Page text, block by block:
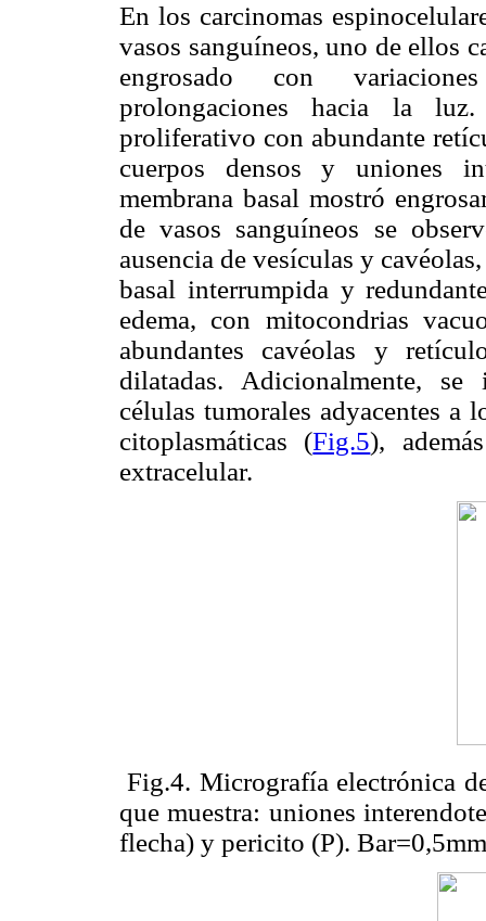
En los carcinomas
vasos sanguíneos, uno de ellos
engrosado con
prolongaciones hacia la
proliferativo con abundante
cuerpos densos y uniones
membrana basal mostró
de vasos sanguíneos se
ausencia de vesículas y
basal interrumpida y
edema, con mitocondrias
abundantes cavéolas y
dilatadas. Adicionalmente,
células tumorales adyacentes a
citoplasmáticas (Fig.5),
extracelular.
Fig.4. Micrografía electrónica
que muestra: uniones
flecha) y pericito (P).